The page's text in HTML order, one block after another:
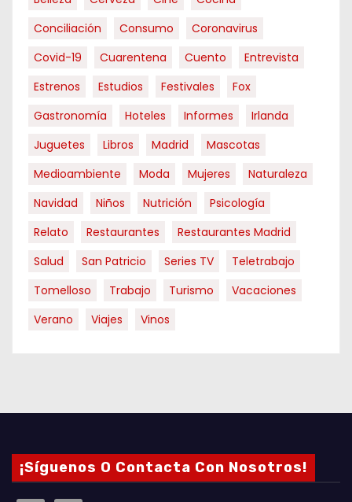
Conciliación
Consumo
Coronavirus
Covid-19
Cuarentena Cuento
Entrevista
Estrenos
Estudios Festivales
Fox
Gastronomía
Hoteles Informes
Irlanda
Juguetes
Libros Madrid
Mascotas
Medioambiente
Moda Mujeres
Naturaleza
Navidad
Niños Nutrición
Psicología
Relato
Restaurantes
Restaurantes Madrid
Salud
San Patricio Series TV
Teletrabajo
Tomelloso
Trabajo Turismo
Vacaciones
Verano
Viajes Vinos
¡Síguenos O Contacta Con Nosotros!